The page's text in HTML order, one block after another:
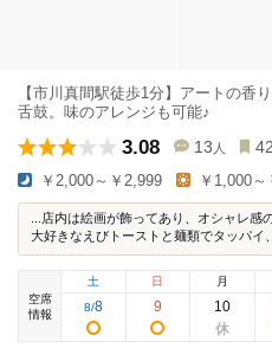
【市川真間駅徒歩1分】アートの香
舌鼓。味のアレンジも可能♪
3.08 13 人
￥2,000～￥2,999 ￥1,000
...店内は絵画が飾ってあり、オシャレ
大好きなえびトーストと麺類でタッパイ、
空席
情報
土
8/8
日
9
月
10